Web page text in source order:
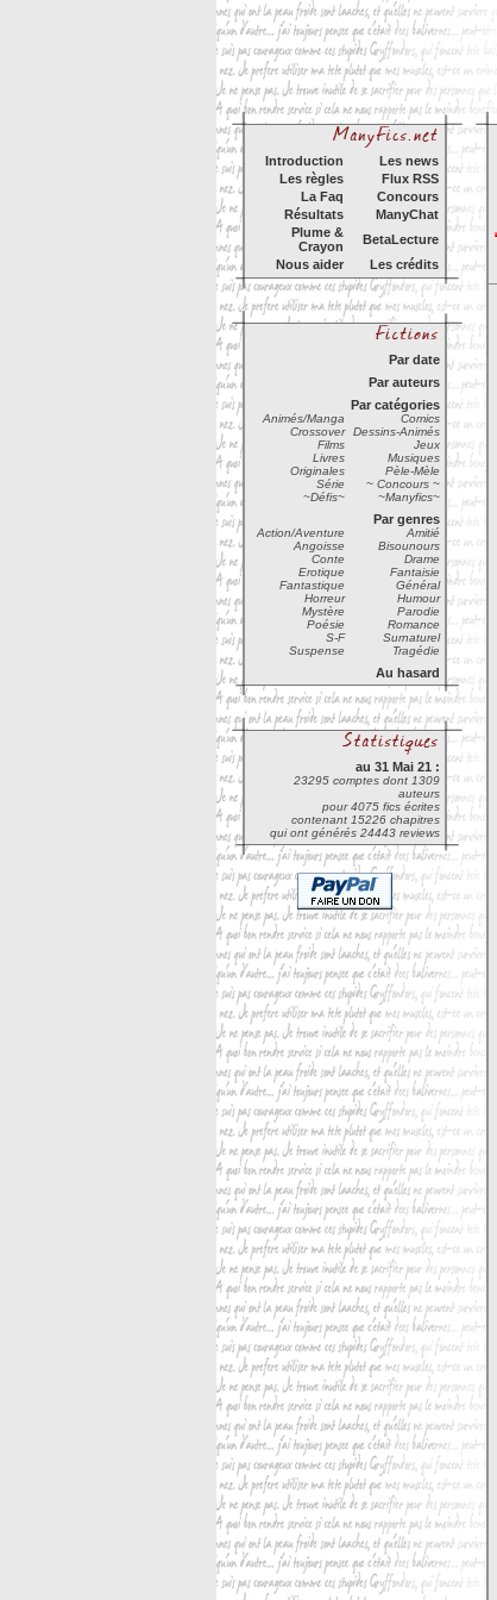
Introduction
Les news
Les règles
Flux RSS
La Faq
Concours
Résultats
ManyChat
Plume &
Crayon
BetaLecture
Nous aider
Les crédits
Par date
Par auteurs
Par catégories
Animés/Manga
Comics
Crossover
Dessins-Animés
Films
Jeux
Livres
Musiques
Originales
Pèle-Mèle
Série
~ Concours ~
~Défis~
~Manyfics~
Par genres
Action/Aventure
Amitié
Angoisse
Bisounours
Conte
Drame
Erotique
Fantaisie
Fantastique
Général
Horreur
Humour
Mystère
Parodie
Poésie
Romance
S-F
Surnaturel
Suspense
Tragédie
Au hasard
au 31 Mai 21 :
23295 comptes dont 1309
auteurs
pour 4075 fics écrites
contenant 15226 chapitres
qui ont générés 24443 reviews